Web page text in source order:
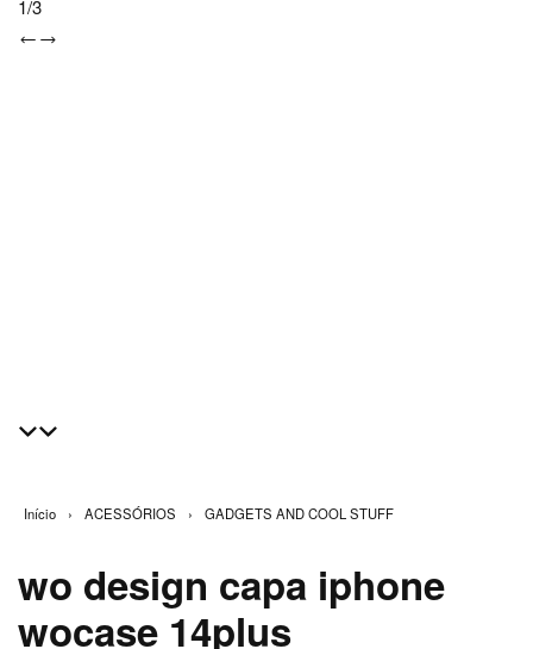
1/3
Início › ACESSÓRIOS › GADGETS AND COOL STUFF
wo design capa iphone
wocase 14plus